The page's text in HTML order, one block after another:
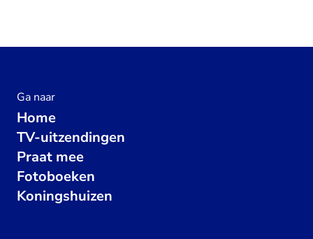
Ga naar
Home
TV-uitzendingen
Praat mee
Fotoboeken
Koningshuizen